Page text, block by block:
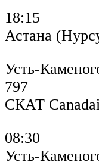
18:15
Астана
Усть-
797
СКАТ
08:30
Усть-